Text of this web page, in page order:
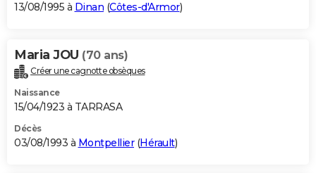
13/08/1995 à Dinan (Côtes-d'Armor)
Maria JOU (70 ans)
Créer une cagnotte obsèques
Naissance
15/04/1923 à TARRASA
Décès
03/08/1993 à Montpellier(Hérault)